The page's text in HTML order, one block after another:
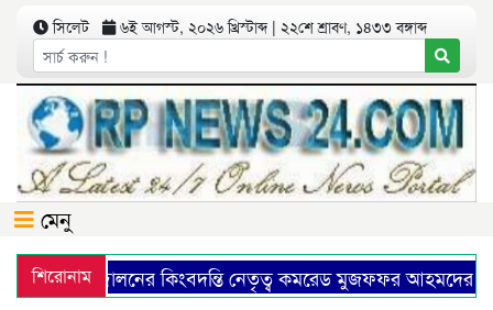
সিলেট ৬ই আগস্ট, ২০২৬ খ্রিস্টাব্দ | ২২শে শ্রাবণ, ১৪৩৩ বঙ্গাব্দ
মেনু
শিরোনাম
আন্দোলনের কিংবদন্তি নেতৃত্ব কমরেড মুজফ্ফর আহমদের